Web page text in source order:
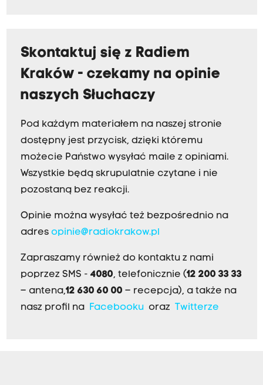
Skontaktuj się z Radiem
Kraków - czekamy na opinie
naszych Słuchaczy
Pod każdym materiałem na naszej stronie
dostępny jest przycisk, dzięki któremu
możecie Państwo wysyłać maile z opiniami.
Wszystkie będą skrupulatnie czytane i nie
pozostaną bez reakcji.
Opinie można wysyłać też bezpośrednio na
adres opinie@radiokrakow.pl
Zapraszamy również do kontaktu z nami
poprzez SMS - 4080, telefonicznie (12 200 33 33
– antena,12 630 60 00 – recepcja), a także na
nasz profil na
Facebookuoraz Twitterze